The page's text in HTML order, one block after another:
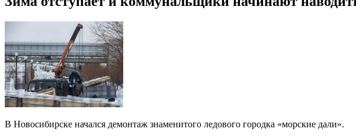
В Новосибирске начался демонтаж знаменитого ледового городка «морские дали».